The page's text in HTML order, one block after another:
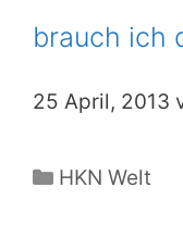
brauch ich
25 April, 2013
Kategorien
HKN Welt